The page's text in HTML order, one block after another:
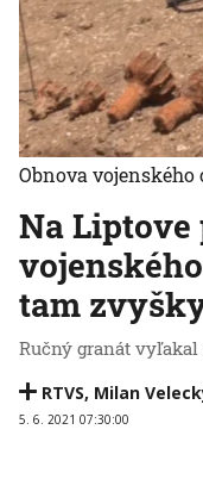
Na Liptove
tam
Ručný granát vyľakal
RTVS, Milan
5. 6. 2021 07:30:00
Obnova